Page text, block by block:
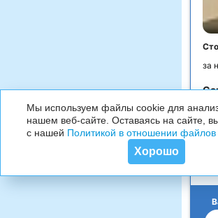
за
Мы используем файлы cookie для
нашем веб-сайте. Оставаясь на сайте,
с нашей Политикой в отношении файлов
Хорошо